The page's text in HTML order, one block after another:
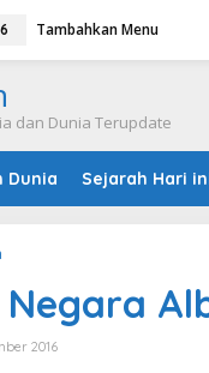
Tambahkan Menu
dan Dunia Terupdate
Dunia Sejarah Hari
n
a
2016